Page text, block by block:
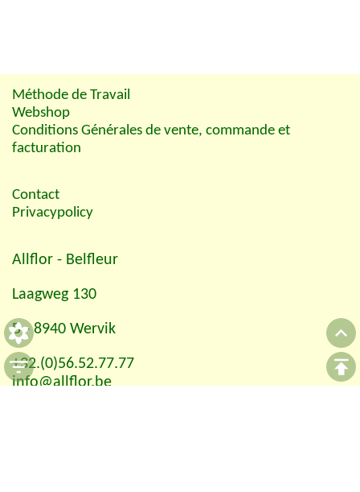
Méthode de Travail
Webshop
Conditions Générales de vente, commande et
facturation
Contact
Privacypolicy
Allflor - Belfleur
Laagweg 130
B - 8940 Wervik
+32.(0)56.52.77.77
info@allflor.be